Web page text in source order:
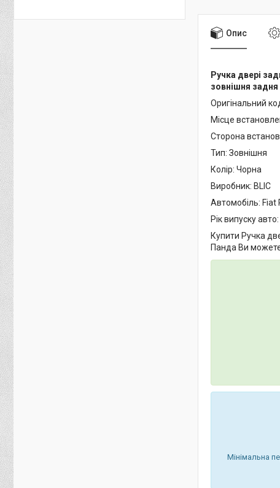
Опис
Ручка двері
зовнішня задня
Оригінальний
Місце
Сторона
Тип: Зовнішня
Колір: Чорна
Виробник: BLIC
Автомобіль: Fiat
Рік випуску
Купити Ручка
Панда Ви можете
Мінімальна